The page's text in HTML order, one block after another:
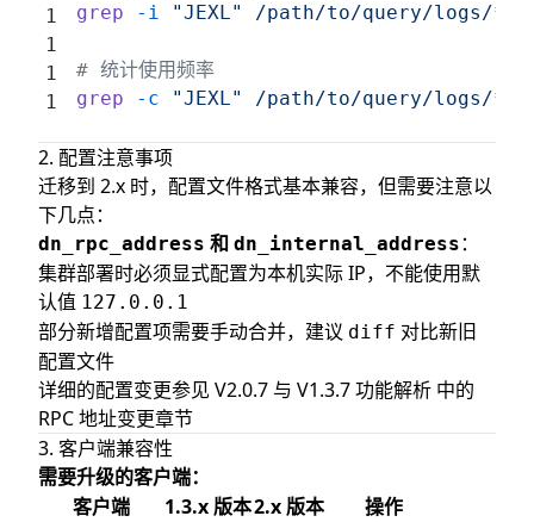
grep -i "JEXL" /path/to/query/logs/*
# 统计使用频率
grep -c "JEXL" /path/to/query/logs/*
2. 配置注意事项
迁移到 2.x 时，配置文件格式基本兼容，但需要注意以
下几点：
dn_rpc_address 和dn_internal_address ：
集群部署时必须显式配置为本机实际 IP，不能使用默
认值 127.0.0.1
部分新增配置项需要手动合并，建议 diff 对比新旧
配置文件
详细的配置变更参见V2.0.7 与 V1.3.7 功能解析 中的
RPC 地址变更章节
3. 客户端兼容性
需要升级的客户端：
客户端
1.3.x 版本2.x 版本
操作